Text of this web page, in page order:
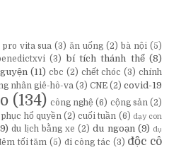
pro vita sua (3) ăn uống (2) bà nội (5)
(3) bí tích thánh thể (8)
(11) cbc (2) chết chóc (3) chính
nhân giê-hô-va (3) CNE (2) covid-19
(134) công nghệ (6) cộng sản (2)
hổ quyền (2) cuối tuần (6) dạy con
du lịch bằng xe (2) du ngoạn (9) dụ
tối tăm (5) đi công tác (3) độc cô